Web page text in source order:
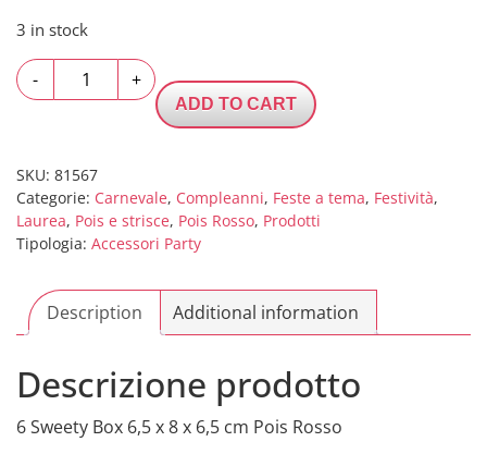
3 in stock
-
Sweety
x
8
x
6,5
Pois
+
ADD TO CART
SKU: 81567
Categorie: Carnevale, Compleanni, Feste a tema, Festività,
Laurea, Pois e strisce, Pois Rosso, Prodotti
Tipologia: Accessori Party
Description Additional information
Descrizione prodotto
6 Sweety Box 6,5 x 8 x 6,5 cm Pois Rosso